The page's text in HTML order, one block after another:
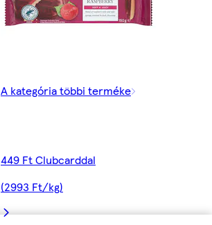
A kategória többi terméke
449 Ft Clubcarddal
(2993 Ft/kg)